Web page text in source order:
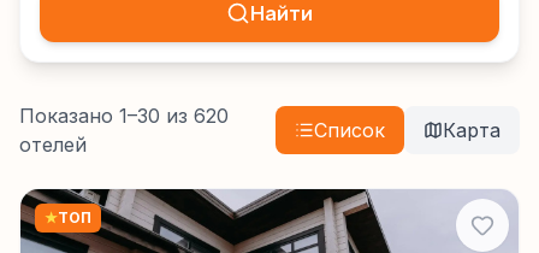
Найти
Показано 1–30 из 620
отелей
Список Карта
★ТОП